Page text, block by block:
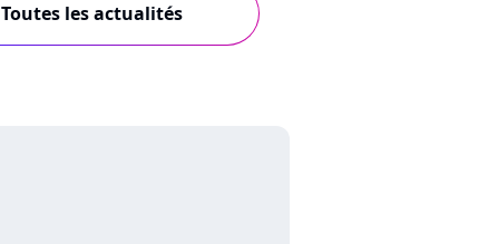
Toutes les actualités